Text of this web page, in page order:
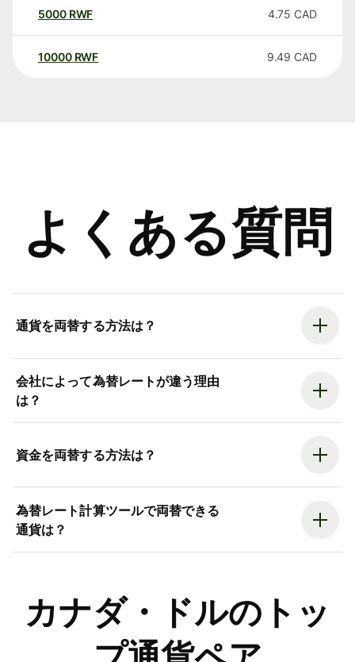
5000 RWF 4.75 CAD
10000 RWF 9.49 CAD
よくある質問
通貨を両替する方法は？
会社によって為替レートが違う理由
は？
資金を両替する方法は？
為替レート計算ツールで両替できる
通貨は？
カナダ・ドルのトッ